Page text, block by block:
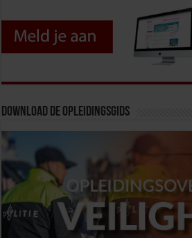
Download de opleidingsgids